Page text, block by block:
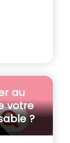
au
votre
?